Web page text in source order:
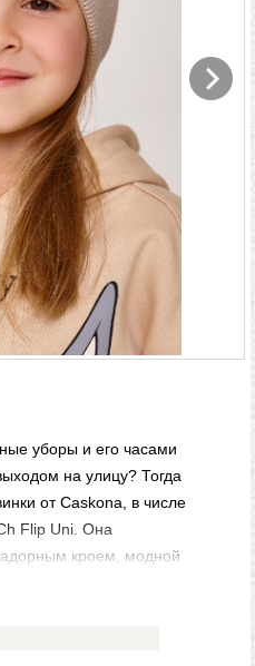
уборы и его часами
на улицу? Тогда
от Caskona, в числе
Flip Uni. Она
кроем, модной
- широким отворотом,
своего малыша и